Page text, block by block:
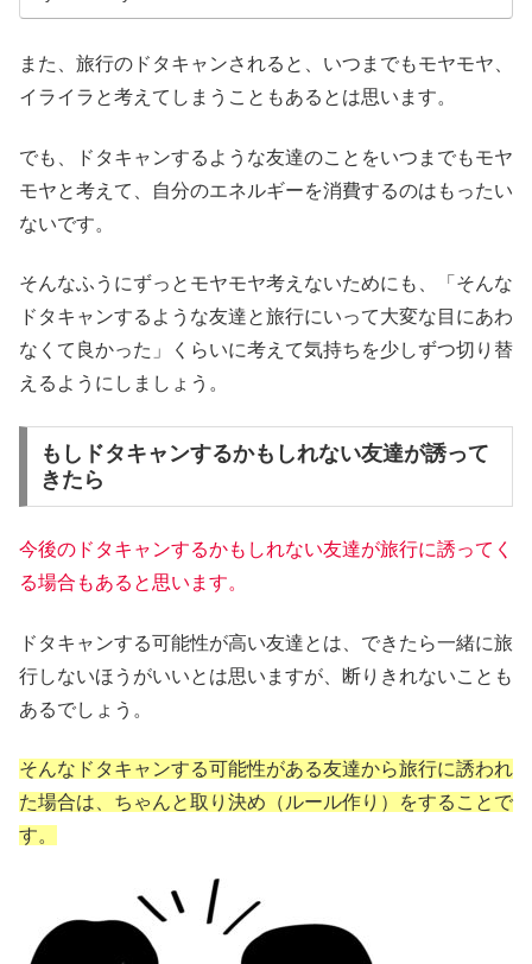
また、旅行のドタキャンされると、いつまでもモヤモヤ、
イライラと考えてしまうこともあるとは思います。
でも、ドタキャンするような友達のことをいつまでもモヤ
モヤと考えて、自分のエネルギーを消費するのはもったい
ないです。
そんなふうにずっとモヤモヤ考えないためにも、「そんな
ドタキャンするような友達と旅行にいって大変な目にあわ
なくて良かった」くらいに考えて気持ちを少しずつ切り替
えるようにしましょう。
もしドタキャンするかもしれない友達が誘って
きたら
今後のドタキャンするかもしれない友達が旅行に誘ってく
る場合もあると思います。
ドタキャンする可能性が高い友達とは、できたら一緒に旅
行しないほうがいいとは思いますが、断りきれないことも
あるでしょう。
そんなドタキャンする可能性がある友達から旅行に誘われ
た場合は、ちゃんと取り決め（ルール作り）をすることで
す。